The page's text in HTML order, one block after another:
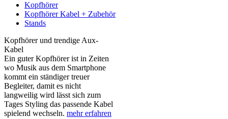
Kopfhörer
Kopfhörer Kabel + Zubehör
Stands
Kopfhörer und trendige Aux-
Kabel
Ein guter Kopfhörer ist in Zeiten
wo Musik aus dem Smartphone
kommt ein ständiger treuer
Begleiter, damit es nicht
langweilig wird lässt sich zum
Tages Styling das passende Kabel
spielend wechseln. mehr erfahren